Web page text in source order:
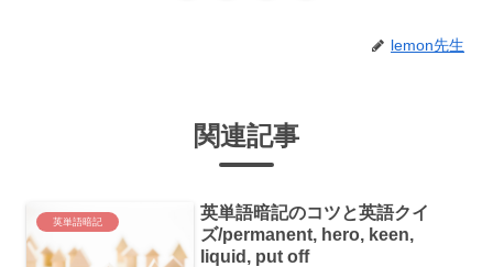
lemon先生
関連記事
英単語暗記
英単語暗記のコツと英語クイ
ズ/permanent, hero, keen,
liquid, put off